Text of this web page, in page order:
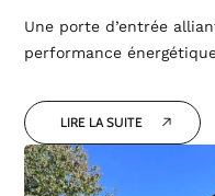
Une porte d’entrée
performance
LIRE LA SUITE